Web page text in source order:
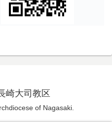
崎大司教区
of Nagasaki.